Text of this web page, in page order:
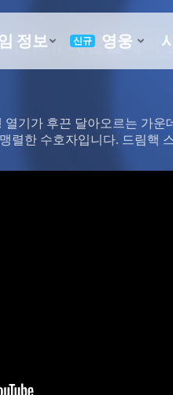
야기, 게임플레이
기가 후끈 달아오르는 가
렬한 수호자입니다. 드림핵